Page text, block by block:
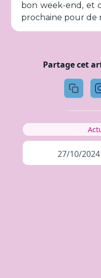
bon week-end, et
prochaine pour de
Partage cet
27/10/2024